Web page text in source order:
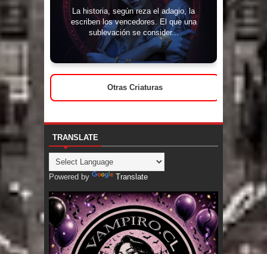
La historia, según reza el adagio, la
escriben los vencedores. El que una
sublevación se consider...
Otras Criaturas
TRANSLATE
Powered by Translate